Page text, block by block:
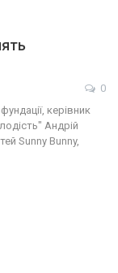
0
керівник
Андрій
Sunny Bunny,